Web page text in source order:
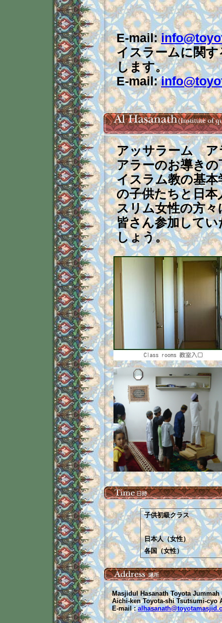
E-mail:
イスラームに関
します。
E-mail:
アッサラーム ア
アラーのお導き
イスラム教の基
の子供たちと日
スリム女性の方
皆さん参加して
しょう。
子供初級クラス
日本人（女性）
各国（女性）
Masjidul Hasanath Toyota Jummah
Aichi-ken Toyota-shi Tsutsumi-cyo
E-mail :